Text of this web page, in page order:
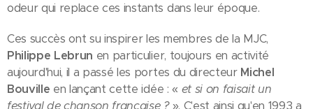
odeur qui replace ces instants dans leur époque.
Ces succès ont su inspirer les membres de la MJC,
Philippe Lebrun en particulier, toujours en activité
aujourd'hui, il a passé les portes du directeur Michel
Bouville en lançant cette idée : « et si on faisait un